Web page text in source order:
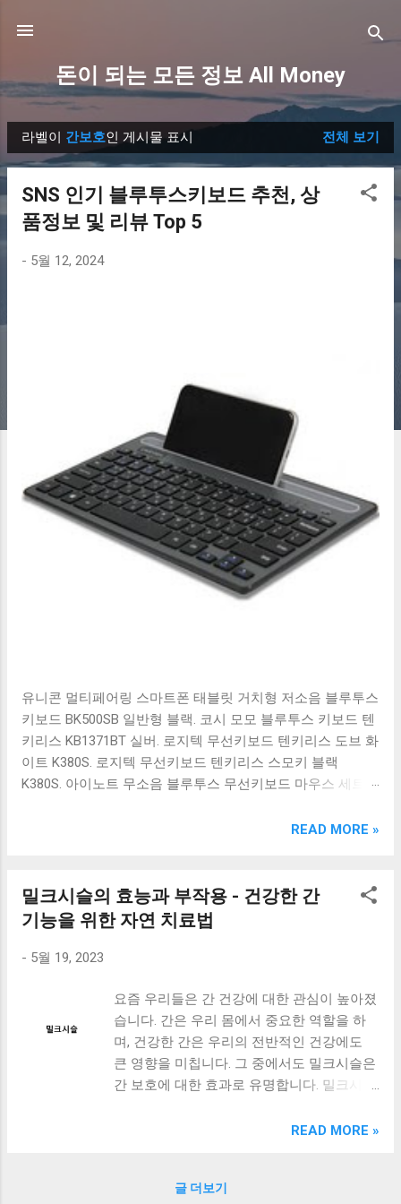
돈이 되는 모든 정보 All Money
글
라벨이 간보호인 게시물 표시 전체 보기
SNS 인기 블루투스키보드 추천, 상
품정보 및 리뷰 Top 5
- 5월 12, 2024
유니콘 멀티페어링 스마트폰 태블릿 거치형 저소음 블루투스
키보드 BK500SB 일반형 블랙. 코시 모모 블루투스 키보드 텐
키리스 KB1371BT 실버. 로지텍 무선키보드 텐키리스 도브 화
이트 K380S. 로지텍 무선키보드 텐키리스 스모키 블랙
K380S. 아이노트 무소음 블루투스 무선키보드 마우스 세트
OABTKBDA 퓨어 화이트. 코시 베이직 블루투스 키보드
랙. 큐센 멤브레인 무선 키보드 블랙 K1000 일반형 블루투스
키보드 구매를 고려하실 때, 추가 할인 혜택을 놓치지 마세요.
다양한 할인 혜택과 빠른배송 혜택을 놓치지 않도록 먼저 확
인해보세요. 추가할인 확인하기 상품 하나를 사더라도 종류
루투스키보드 같은 상품을 고를 때는 더 고민이 많을 수 밖에
없습니다. 다양한 상품들을 상세스펙 과 가격 을 꼼꼼히 비교
해서 구매하실 수 있도록 순위 추천 해드릴게요. 특가상품 보
러가기 추천상품 Best 유니콘 멀티페어링 스마트폰 태블릿
거치형 저소음 블루투스 키보드, BK-500SB, 일반형, 블랙 유
READ MORE »
밀크시슬의 효능과 부작용 - 건강한 간
기능을 위한 자연 치료법
- 5월 19, 2023
요즘 우리들은 간 건강에 대한 관심이 높아졌
습니다. 간은 우리 몸에서 중요한 역할을 하
며, 건강한 간은 우리의 전반적인 건강에도
큰 영향을 미칩니다. 그 중에서도 밀크시슬은
간 보호에 대한 효과로 유명합니다. 밀크시슬
유하고 있으며, 항산화 작용과 면역 시스템
려해야 합니다. 이번 포스트에서는 밀크시슬
READ MORE »
글 더보기